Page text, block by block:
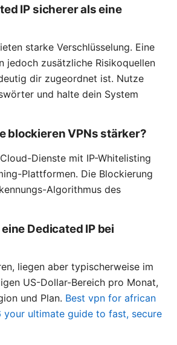
IP sicherer als eine
starke Verschlüsselung. Eine
jedoch zusätzliche Risikoquellen
dir zugeordnet ist. Nutze
und halte dein System
blockieren VPNs stärker?
Dienste mit IP-Whitelisting
Plattformen. Die Blockierung
Algorithmus des
Dedicated IP bei
liegen aber typischerweise im
US-Dollar-Bereich pro Monat,
und Plan. Best vpn for african
your ultimate guide to fast, secure